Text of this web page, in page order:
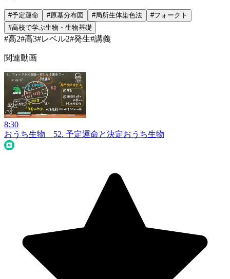
#予定運命 #原基分布図 #局所生体染色法 #フォークト
#高校で学ぶ生物・生物基礎
#高2#高3#レベル2#発生#講義
関連動画
8:30
おうち生物 52. 予定運命と決定おうち生物